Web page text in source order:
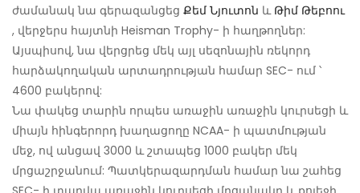
ժամանակ նա գերազանցեց Քեմ Նյուտոն և Թիմ Թեբոու
, վերջերս հայտնի Heisman Trophy- ի հաղթողներ:
Այսպիսով, նա վերցրեց մեկ այլ սեզոնային ռեկորդ
հարձակողական արտադրության համար SEC- ում ՝
4600 բակերով:
Նա փակեց տարին որպես առաջին առաջին կուրսեցի և
միայն հինգերորդ խաղացողը NCAA- ի պատմության
մեջ, ով անցավ 3000 և շտապեց 1000 բակեր մեկ
մրցաշրջանում: Պատկերազարդման համար նա շահեց